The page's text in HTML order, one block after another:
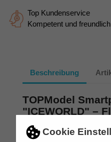
Cookie
Top Kundenservice
Kompetent und freundlich
Beschreibung
TOPModel
"ICEWORLD" –
Handytasche für
Fans